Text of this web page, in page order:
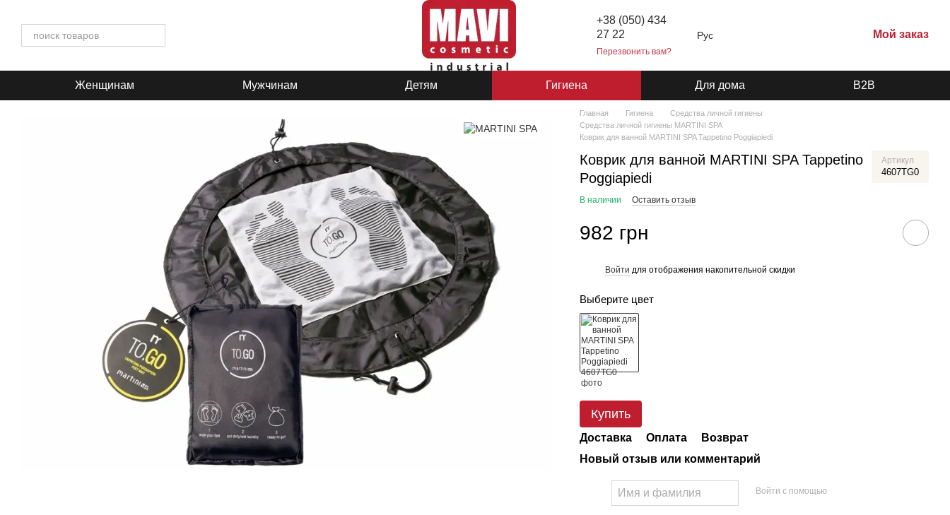
+38 (050) 434
27 22
Перезвонить вам?
Рус Мой заказ
Женщинам Мужчинам Детям Гигиена Для дома B2B
Главная Гигиена
Средства личной гигиены
Средства личной гигиены MARTINI SPA
Коврик для ванной MARTINI SPA Tappetino Poggiapiedi
Коврик для ванной MARTINI SPA Tappetino
Poggiapiedi
Артикул
4607TG0
В наличии Оставить отзыв
982 грн
Войти для отображения накопительной скидки
Выберите цвет
Купить
Доставка Оплата
Возврат
Новый отзыв или комментарий
Войти с помощью